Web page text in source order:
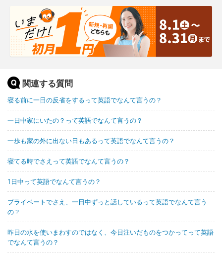
関連する質問
寝る前に一日の反省をするって英語でなんて言うの？
一日中家にいたの？って英語でなんて言うの？
一歩も家の外に出ない日もあるって英語でなんて言うの？
寝てる時でさえって英語でなんて言うの？
1日中って英語でなんて言うの？
プライベートでさえ、一日中ずっと話しているって英語でなんて言う
の？
昨日の水を使いまわすのではなく、今日注いだものをつかってって英語
でなんて言うの？